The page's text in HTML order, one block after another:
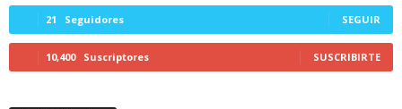
21 Seguidores SEGUIR
10,400 Suscriptores SUSCRIBIRTE